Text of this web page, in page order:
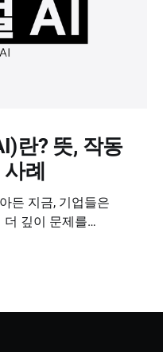
란? 뜻, 작동
례
든 지금, 기업들은
더 깊이 문제를
산업과 업무 영역에
.